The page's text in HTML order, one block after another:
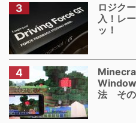
ロジク
入！レ
ッ！
法 その